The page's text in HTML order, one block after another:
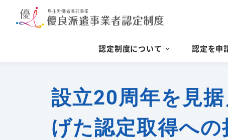
認定制度について 認定を申
設立20周年を見
げた認定取得への